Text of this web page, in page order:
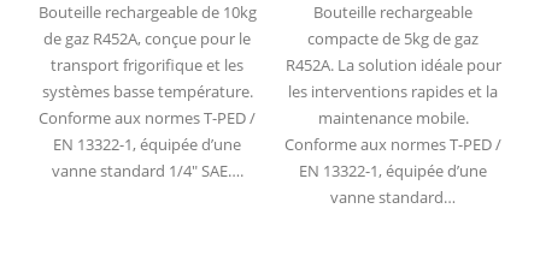
Bouteille rechargeable de 10kg
de gaz R452A, conçue pour le
transport frigorifique et les
systèmes basse température.
Conforme aux normes T-PED /
EN 13322-1, équipée d’une
vanne standard 1/4″ SAE….
Bouteille rechargeable
compacte de 5kg de gaz
R452A. La solution idéale pour
les interventions rapides et la
maintenance mobile.
Conforme aux normes T-PED /
EN 13322-1, équipée d’une
vanne standard…